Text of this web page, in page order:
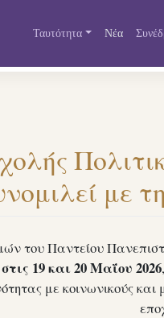
Ταυτότητα Νέα
με
του Παντείου
19 και 20 Μαΐου 2026
με κοινωνικούς